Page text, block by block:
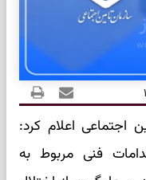
اجتماعی اعلام کرد:
فنی مربوط به